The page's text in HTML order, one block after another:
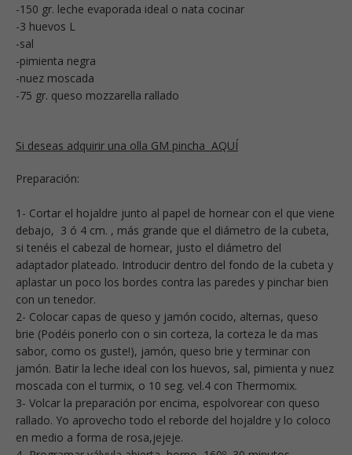
-150 gr. leche evaporada ideal o nata cocinar
-3 huevos L
-sal
-pimienta negra
-nuez moscada
-75 gr. queso mozzarella rallado
Si deseas adquirir una olla GM pincha AQUÍ
Preparación:
1- Cortar el hojaldre junto al papel de hornear con el que viene
debajo, 3 ó 4 cm. , más grande que el diámetro de la cubeta,
si tenéis el cabezal de hornear, justo el diámetro del
adaptador plateado. Introducir dentro del fondo de la cubeta y
aplastar un poco los bordes contra las paredes y pinchar bien
con un tenedor.
2- Colocar capas de queso y jamón cocido, alternas, queso
brie (Podéis ponerlo con o sin corteza, la corteza le da mas
sabor, como os guste!), jamón, queso brie y terminar con
jamón. Batir la leche ideal con los huevos, sal, pimienta y nuez
moscada con el turmix, o 10 seg. vel.4 con Thermomix.
3- Volcar la preparación por encima, espolvorear con queso
rallado. Yo aprovecho todo el reborde del hojaldre y lo coloco
en medio a forma de rosa,jejeje.